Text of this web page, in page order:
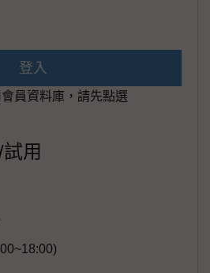
登入
員資料庫，請先點選
用